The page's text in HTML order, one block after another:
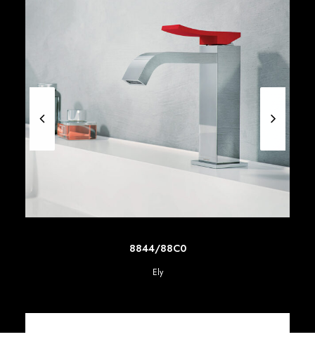
SCOPRI DI PIU'
8844/88C0
Ely